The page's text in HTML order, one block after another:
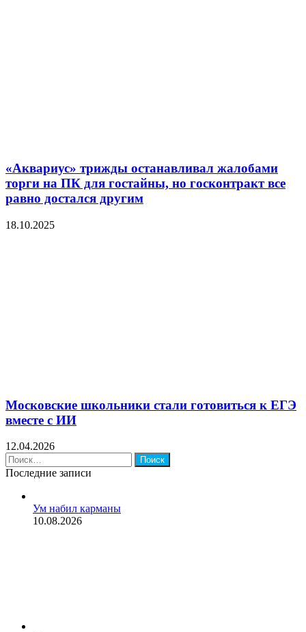
«Аквариус» трижды останавливал жалобами
торги на ПК для гостайны, но госконтракт все
равно достался другим
18.10.2025
Московские школьники стали готовиться к ЕГЭ
вместе с ИИ
12.04.2026
Найти:
Последние записи
Ум набил карманы
10.08.2026